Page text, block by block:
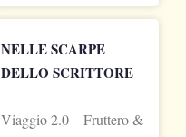
NELLE SCARPE
DELLO SCRITTORE
Viaggio 2.0 – Fruttero &